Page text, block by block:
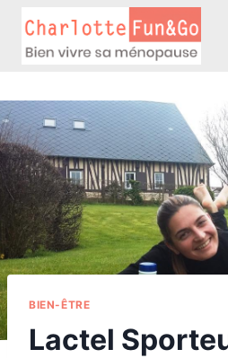
contenu
BIEN-ÊTRE
Lactel